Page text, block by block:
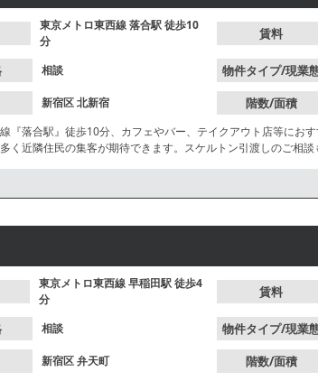
東京メトロ東西線落合駅徒歩10
分
賃料
相談 物件タイプ/現業
新宿区北新宿 階数/面積
『落合駅』徒歩10分、カフェやバー、テイクアウト店等にお
く近隣住民の集客が期待できます。スケルトン引渡しのご相
東京メトロ東西線早稲田駅徒歩4
分
賃料
相談 物件タイプ/現業
新宿区弁天町 階数/面積